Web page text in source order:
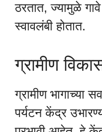
ठरतात, ज्यामुळे
स्वावलंबी होतात.
ग्रामीण
ग्रामीण भागाच्या
पर्यटन केंद्र